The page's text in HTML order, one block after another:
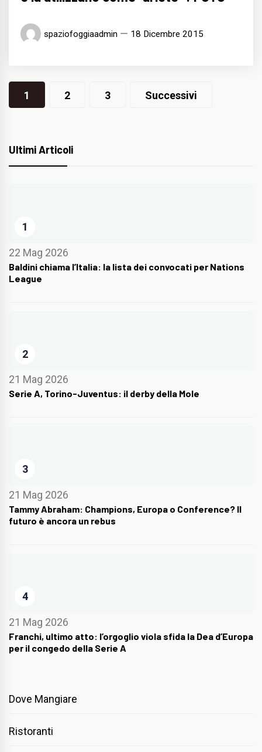
spaziofoggiaadmin 18 Dicembre 2015
Navigazione
articoli
1 2 3 Successivi
Ultimi Articoli
1
22 Mag 2026
Baldini chiama l’Italia: la lista dei convocati per Nations
League
2
21 Mag 2026
Serie A, Torino-Juventus: il derby della Mole
3
21 Mag 2026
Tammy Abraham: Champions, Europa o Conference? Il
futuro è ancora un rebus
4
21 Mag 2026
Franchi, ultimo atto: l’orgoglio viola sfida la Dea d’Europa
per il congedo della Serie A
Dove Mangiare
Ristoranti